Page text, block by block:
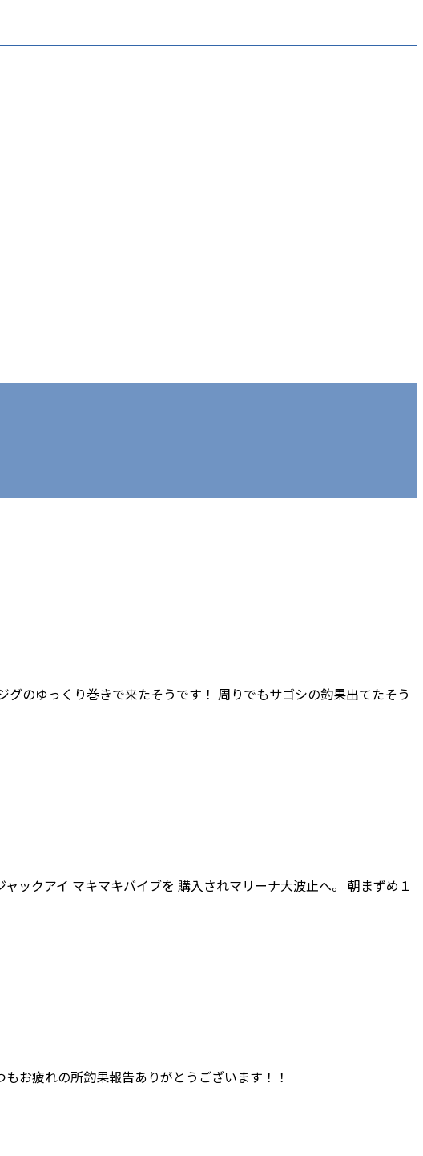
のゆっくり巻きで来たそうです！ 周りでもサゴシの釣果出てたそう
ックアイ マキマキバイブを 購入されマリーナ大波止へ。 朝まずめ１
お疲れの所釣果報告ありがとうございます！！